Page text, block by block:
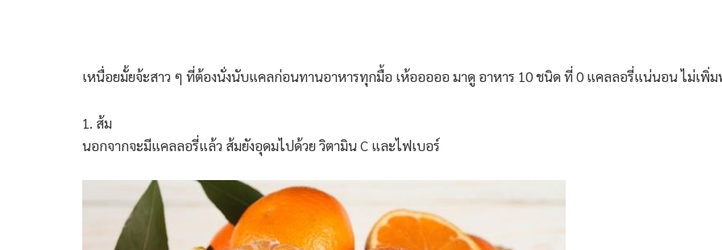
เหนื่อยมั้ยจ้ะสาว ๆ ที่ต้องนั่งนับแคลก่อนทานอาหารทุกมื้อ เห้อออออ มาดู อาหาร 10 ชนิด ที่ 0 แคลลอรี่แน่นอน ไม่เพิ่ม
1. ส้ม
นอกจากจะมีแคลลอรี่แล้ว ส้มยังอุดมไปด้วย วิตามิน C และไฟเบอร์